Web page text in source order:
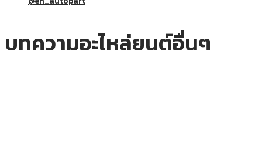
บทความอะไหล่ยนต์อื่นๆ